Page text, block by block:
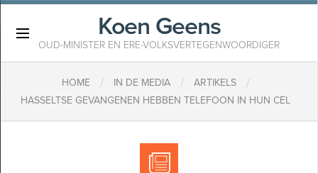
Koen Geens
OUD-MINISTER EN ERE-VOLKSVERTEGENWOORDIGER
HOME / IN DE MEDIA / ARTIKELS /
HASSELTSE GEVANGENEN HEBBEN TELEFOON IN HUN CEL